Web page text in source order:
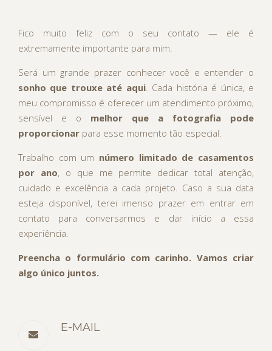
Fico muito feliz com o seu contato — ele é
extremamente importante para mim.
Será um grande prazer conhecer você e entender o
sonho que trouxe até aqui. Cada história é única, e
meu compromisso é oferecer um atendimento próximo,
sensível e o melhor que a fotografia pode
proporcionar para esse momento tão especial.
Trabalho com um número limitado de casamentos
por ano, o que me permite dedicar total atenção,
cuidado e excelência a cada projeto. Caso a sua data
esteja disponível, terei imenso prazer em entrar em
contato para conversarmos e dar início a essa
experiência.
Preencha o formulário com carinho. Vamos criar
algo único juntos.
E-MAIL